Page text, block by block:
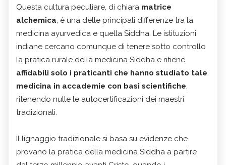
Questa cultura peculiare, di chiara matrice
alchemica, è una delle principali differenze tra la
medicina ayurvedica e quella Siddha. Le istituzioni
indiane cercano comunque di tenere sotto controllo
la pratica rurale della medicina Siddha e ritiene
affidabili solo i praticanti che hanno studiato tale
medicina in accademie con basi scientifiche,
ritenendo nulle le autocertificazioni dei maestri
tradizionali.
Il lignaggio tradizionale si basa su evidenze che
provano la pratica della medicina Siddha a partire